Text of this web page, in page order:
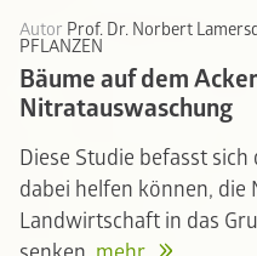
Autor Prof. Dr. Norbert
PFLANZEN
Bäume auf dem
Nitratauswaschung
Diese Studie befasst
dabei helfen können,
Landwirtschaft in das